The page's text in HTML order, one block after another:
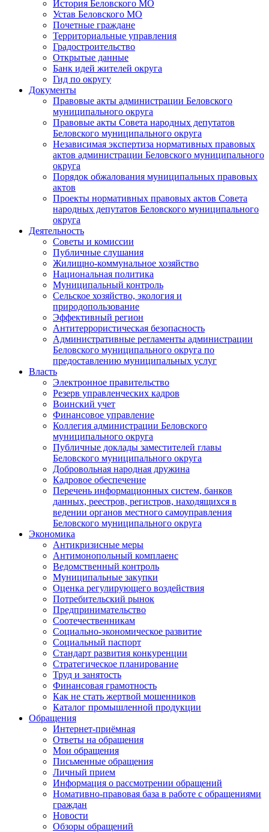
История Беловского МО
Устав Беловского МО
Почетные граждане
Территориальные управления
Градостроительство
Открытые данные
Банк идей жителей округа
Гид по округу
Документы
Правовые акты администрации Беловского
муниципального округа
Правовые акты Совета народных депутатов
Беловского муниципального округа
Независимая экспертиза нормативных правовых
актов администрации Беловского муниципального
округа
Порядок обжалования муниципальных правовых
актов
Проекты нормативных правовых актов Совета
народных депутатов Беловского муниципального
округа
Деятельность
Советы и комиссии
Публичные слушания
Жилищно-коммунальное хозяйство
Национальная политика
Муниципальный контроль
Сельское хозяйство, экология и
природопользование
Эффективный регион
Антитеррористическая безопасность
Административные регламенты администрации
Беловского муниципального округа по
предоставлению муниципальных услуг
Власть
Электронное правительство
Резерв управленческих кадров
Воинский учет
Финансовое управление
Коллегия администрации Беловского
муниципального округа
Публичные доклады заместителей главы
Беловского муниципального округа
Добровольная народная дружина
Кадровое обеспечение
Перечень информационных систем, банков
данных, реестров, регистров, находящихся в
ведении органов местного самоуправления
Беловского муниципального округа
Экономика
Антикризисные меры
Антимонопольный комплаенс
Ведомственный контроль
Муниципальные закупки
Оценка регулирующего воздействия
Потребительский рынок
Предпринимательство
Соотечественникам
Социально-экономическое развитие
Социальный паспорт
Стандарт развития конкуренции
Стратегическое планирование
Труд и занятость
Финансовая грамотность
Как не стать жертвой мошенников
Каталог промышленной продукции
Обращения
Интернет-приёмная
Ответы на обращения
Мои обращения
Письменные обращения
Личный прием
Информация о рассмотрении обращений
Номативно-правовая база в работе с обращениями
граждан
Новости
Обзоры обращений